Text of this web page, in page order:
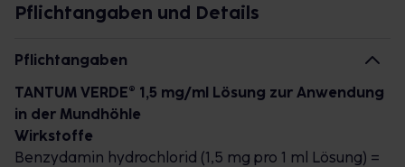
• Schluckbeschwerden
Bläschen (Stomatitis aphthosa)
• Oraler Mukositis (Entzündungen im Mund)
Pflichtangaben und Details
Pflichtangaben
TANTUM VERDE® 1,5 mg/ml Lösung zur Anwendung
in der Mundhöhle
Wirkstoffe
Benzydamin hydrochlorid (1,5 mg pro 1 ml Lösung) =